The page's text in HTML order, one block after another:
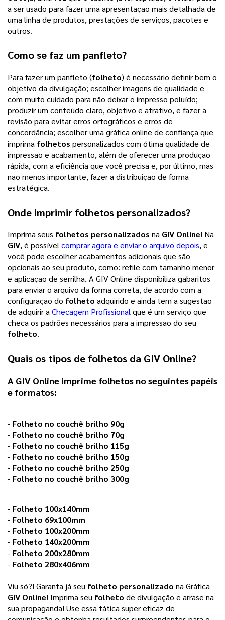
a ser usado para fazer uma apresentação mais detalhada de
uma linha de produtos, prestações de serviços, pacotes e
outros.
Como se faz um panfleto?
Para fazer um panfleto (folheto) é necessário definir bem o
objetivo da divulgação; escolher imagens de qualidade e
com muito cuidado para não deixar o impresso poluído;
produzir um conteúdo claro, objetivo e atrativo, e fazer a
revisão para evitar erros ortográficos e erros de
concordância; escolher uma gráfica online de confiança que
imprima folhetos personalizados com ótima qualidade de
impressão e acabamento, além de oferecer uma produção
rápida, com a eficiência que você precisa e, por último, mas
não menos importante, fazer a distribuição de forma
estratégica.
Onde imprimir folhetos personalizados?
Imprima seus folhetos personalizados na GIV Online! Na
GIV, é possível comprar agora e enviar o arquivo depois, e
você pode escolher acabamentos adicionais que são
opcionais ao seu produto, como: refile com tamanho menor
e aplicação de serrilha. A GIV Online disponibiliza gabaritos
para enviar o arquivo da forma correta, de acordo com a
configuração do folheto adquirido e ainda tem a sugestão
de adquirir a Checagem Profissional que é um serviço que
checa os padrões necessários para a impressão do seu
folheto.
Quais os tipos de folhetos da GIV Online?
A GIV Online imprime folhetos no seguintes papéis
e formatos:
- Folheto no couchê brilho 90g
- Folheto no couchê brilho 70g
- Folheto no couchê brilho 115g
- Folheto no couchê brilho 150g
- Folheto no couchê brilho 250g
- Folheto no couchê brilho 300g
- Folheto 100x140mm
- Folheto 69x100mm
- Folheto 100x200mm
- Folheto 140x200mm
- Folheto 200x280mm
- Folheto 280x406mm
Viu só?! Garanta já seu folheto personalizado na Gráfica
GIV Online! Imprima seu folheto de divulgação e arrase na
sua propaganda! Use essa tática super eficaz de